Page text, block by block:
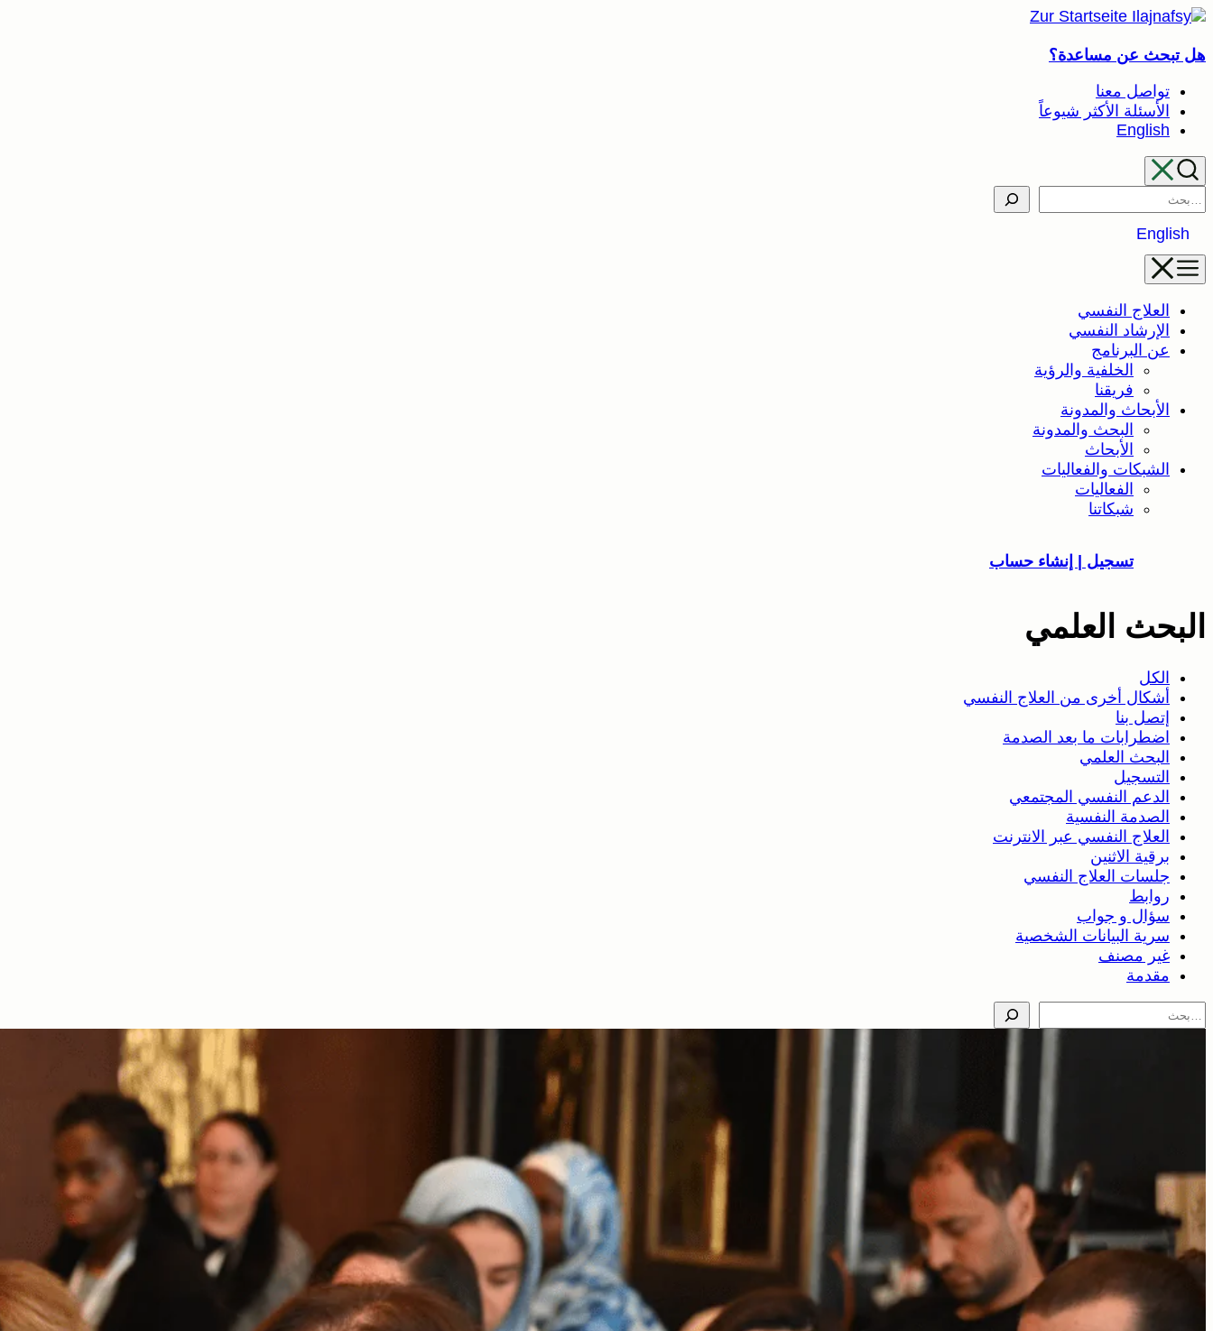
تخطى
المحتوى
هل تبحث عن مساعدة؟
تواصل معنا
الأسئلة الأكثر شيوعاً
English
Search
English
العلاج النفسي
الإرشاد النفسي
عن البرنامج
الخلفية والرؤية
فريقنا
الأبحاث والمدونة
البحث والمدونة
الأبحاث
الشبكات والفعاليات
الفعاليات
شبكاتنا
تسجيل | إنشاء حساب
البحث العلمي
الكل
أشكال أخرى من العلاج النفسي
إتصل بنا
اضطرابات ما بعد الصدمة
البحث العلمي
التسجيل
الدعم النفسي المجتمعي
الصدمة النفسية
العلاج النفسي عبر الانترنت
برقية الاثنين
جلسات العلاج النفسي
روابط
سؤال و جواب
سرية البيانات الشخصية
غير مصنف
مقدمة
Search